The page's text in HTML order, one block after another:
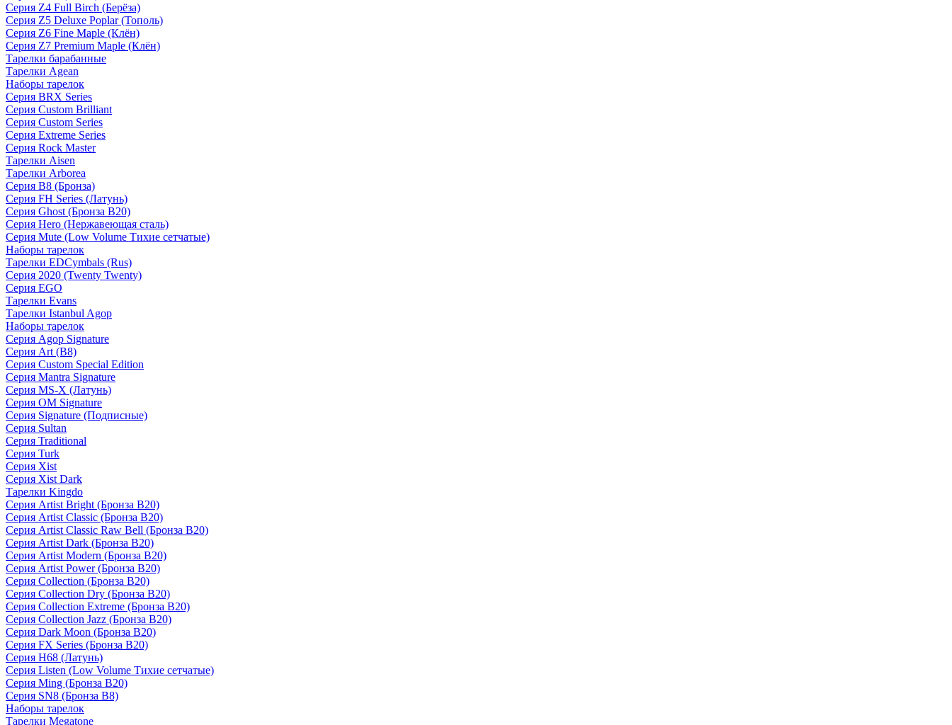
Серия Z4 Full Birch (Берёза)
Серия Z5 Deluxe Poplar (Тополь)
Серия Z6 Fine Maple (Клён)
Серия Z7 Premium Maple (Клён)
Тарелки барабанные
Тарелки Agean
Наборы тарелок
Серия BRX Series
Серия Custom Brilliant
Серия Custom Series
Серия Extreme Series
Серия Rock Master
Тарелки Aisen
Тарелки Arborea
Серия B8 (Бронза)
Серия FH Series (Латунь)
Серия Ghost (Бронза B20)
Серия Hero (Нержавеющая сталь)
Серия Mute (Low Volume Тихие сетчатые)
Наборы тарелок
Тарелки EDCymbals (Rus)
Серия 2020 (Twenty Twenty)
Серия EGO
Тарелки Evans
Тарелки Istanbul Agop
Наборы тарелок
Серия Agop Signature
Серия Art (B8)
Серия Custom Special Edition
Серия Mantra Signature
Серия MS-X (Латунь)
Серия OM Signature
Серия Signature (Подписные)
Серия Sultan
Серия Traditional
Серия Turk
Серия Xist
Серия Xist Dark
Тарелки Kingdo
Серия Artist Bright (Бронза B20)
Серия Artist Classic (Бронза B20)
Серия Artist Classic Raw Bell (Бронза B20)
Серия Artist Dark (Бронза B20)
Серия Artist Modern (Бронза B20)
Серия Artist Power (Бронза B20)
Серия Collection (Бронза B20)
Серия Collection Dry (Бронза B20)
Серия Collection Extreme (Бронза B20)
Серия Collection Jazz (Бронза B20)
Серия Dark Moon (Бронза B20)
Серия FX Series (Бронза B20)
Серия H68 (Латунь)
Серия Listen (Low Volume Тихие сетчатые)
Серия Ming (Бронза B20)
Серия SN8 (Бронза B8)
Наборы тарелок
Тарелки Megatone